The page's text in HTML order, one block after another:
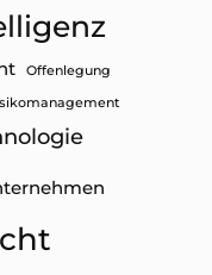
Offenlegung